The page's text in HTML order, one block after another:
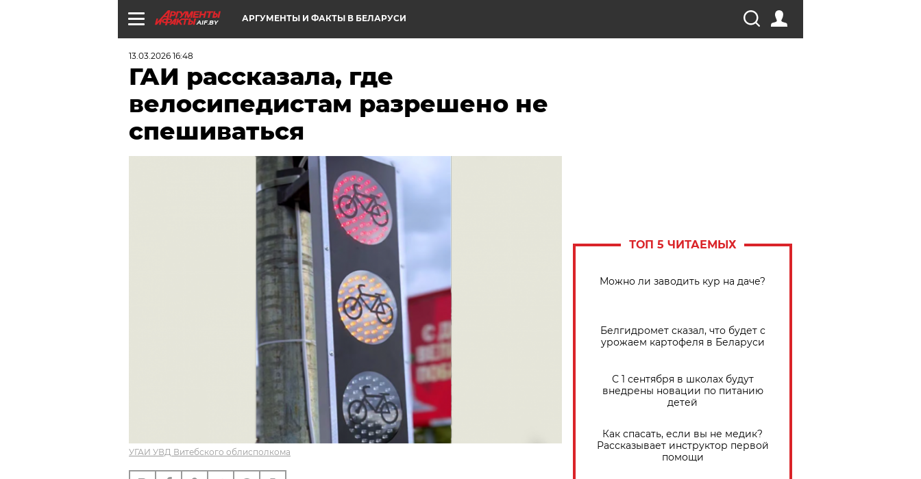
AIF.BY АРГУМЕНТЫ И ФАКТЫ В БЕЛАРУСИ
13.03.2026 16:48
ГАИ рассказала, где
велосипедистам разрешено не
спешиваться
УГАИ УВД Витебского облисполкома
ТОП 5 ЧИТАЕМЫХ
Можно ли заводить кур на даче?
Белгидромет сказал, что будет с
урожаем картофеля в Беларуси
С 1 сентября в школах будут
внедрены новации по питанию
детей
Как спасать, если вы не медик?
Рассказывает инструктор первой
помощи